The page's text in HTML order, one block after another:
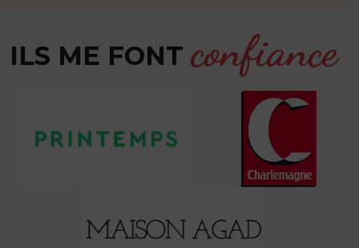
ILS ME FONT confiance